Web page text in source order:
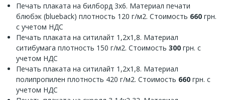
Печать плаката на билборд 3х6. Материал печати
блюбэк (blueback) плотность 120 г/м2. Стоимость 660 грн.
с учетом НДС
Печать плаката на ситилайт 1,2х1,8. Материал
ситибумага плотность 150 г/м2. Стоимость 300 грн. с
учетом НДС
Печать плаката на ситилайт 1,2х1,8. Материал
полипропилен плотность 420 г/м2. Стоимость 660 грн. с
учетом НДС